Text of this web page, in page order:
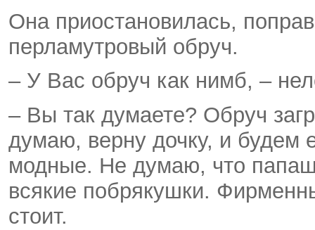
Она приостановилась,
перламутровый обруч.
– У Вас обруч как нимб, –
– Вы так думаете? Обруч
думаю, верну дочку, и будем
модные. Не думаю, что
всякие побрякушки.
стоит.